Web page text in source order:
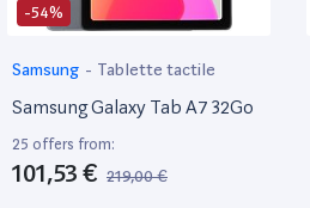
-54%
Samsung - Tablette tactile
Samsung Galaxy Tab A7 32Go
25 offers from:
101,53 € 219,00 €